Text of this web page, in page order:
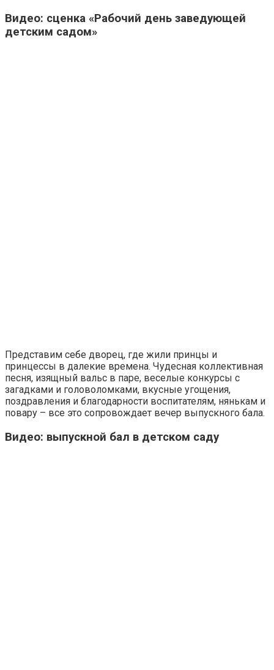
Видео: сценка «Рабочий день заведующей
детским садом»
Представим себе дворец, где жили принцы и
принцессы в далекие времена. Чудесная коллективная
песня, изящный вальс в паре, веселые конкурсы с
загадками и головоломками, вкусные угощения,
поздравления и благодарности воспитателям, нянькам и
повару – все это сопровождает вечер выпускного бала.
Видео: выпускной бал в детском саду